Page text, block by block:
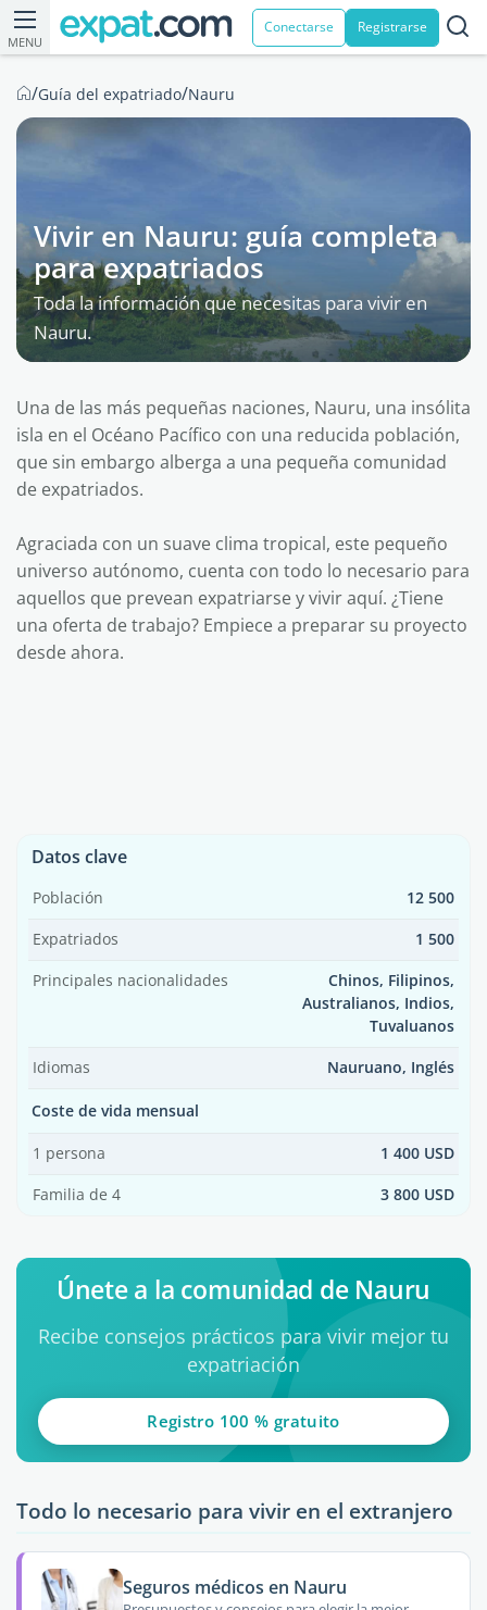
MENU
Conectarse Registrarse
/Guía del expatriado/Nauru
Vivir en Nauru: guía completa
para expatriados
Toda la información que necesitas para vivir en
Nauru.
Una de las más pequeñas naciones, Nauru, una insólita
isla en el Océano Pacífico con una reducida población,
que sin embargo alberga a una pequeña comunidad
de expatriados.
Agraciada con un suave clima tropical, este pequeño
universo autónomo, cuenta con todo lo necesario para
aquellos que prevean expatriarse y vivir aquí. ¿Tiene
una oferta de trabajo? Empiece a preparar su proyecto
desde ahora.
Datos clave
Población 12 500
Expatriados 1 500
Principales nacionalidades
Chinos, Filipinos,
Australianos, Indios,
Tuvaluanos
Idiomas Nauruano, Inglés
Coste de vida mensual
1 persona 1 400 USD
Familia de 4 3 800 USD
Únete a la comunidad de Nauru
Recibe consejos prácticos para vivir mejor tu
expatriación
Registro 100 % gratuito
Todo lo necesario para vivir en el extranjero
Seguros médicos en Nauru